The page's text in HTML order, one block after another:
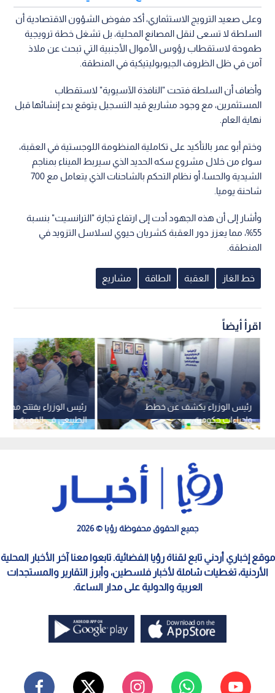
وعلى صعيد الترويج الاستثماري، أكد مفوض الشؤون الاقتصادية أن
السلطة لا تسعى لنقل المصانع المحلية، بل تشغل خطة ترويجية
طموحة لاستقطاب رؤوس الأموال الأجنبية التي تبحث عن ملاذ
آمن في ظل الظروف الجيوبوليتيكية في المنطقة.
وأضاف أن السلطة فتحت "النافذة الآسيوية" لاستقطاب
المستثمرين، مع وجود مشاريع قيد التسجيل يتوقع بدء إنشائها قبل
نهاية العام.
وختم أبو عمر بالتأكيد على تكاملية المنظومة اللوجستية في العقبة،
سواء من خلال مشروع سكه الحديد الذي سيربط الميناء بمناجم
الشيدية والحسا، أو نظام التحكم بالشاحنات الذي يتعامل مع 700
شاحنة يوميا.
وأشار إلى أن هذه الجهود أدت إلى ارتفاع تجارة "الترانسيت" بنسبة
55%، مما يعزز دور العقبة كشريان حيوي لسلاسل التزويد في
المنطقة.
خط الغاز العقبة الطاقة مشاريع
اقرأ أيضاً
رئيس الوزراء يفتتح
الطبيعي في القويرة
الصناعية الجنوبية في
رئيس الوزراء يكشف عن خطط
وإجراءات حكومية
جميع الحقوق محفوظة رؤيا © 2026
موقع إخباري أردني تابع لقناة رؤيا الفضائية. تابعوا معنا آخر الأخبار المحلية
الأردنية، تغطيات شاملة لأخبار فلسطين، وأبرز التقارير والمستجدات
العربية والدولية على مدار الساعة.